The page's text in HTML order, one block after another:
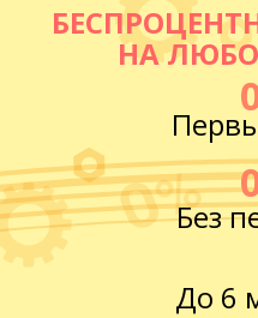
НА
Без
До 6